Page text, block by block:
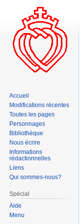
Accueil
Modifications récentes
Toutes les pages
Personnages
Bibliothèque
Nous écrire
Informations
rédactionnelles
Liens
Qui sommes-nous?
Spécial
Aide
Menu